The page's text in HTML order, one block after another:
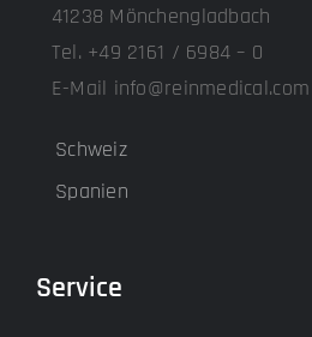
41238 Mönchengladbach
Tel. +49 2161 / 6984 – 0
E-Mail info@reinmedical.com
Schweiz
Spanien
Service